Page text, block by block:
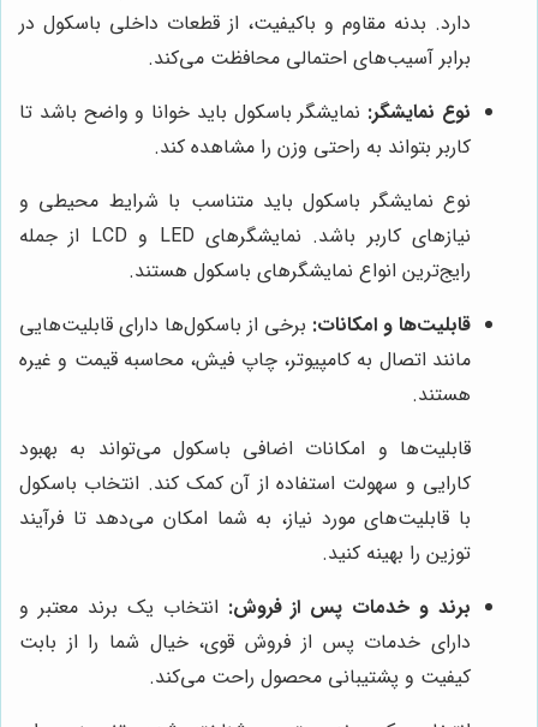
دارد. بدنه مقاوم و باکیفیت، از قطعات داخلی باسکول در
برابر آسیب‌های احتمالی محافظت می‌کند.
نوع نمایشگر: نمایشگر باسکول باید خوانا و واضح باشد تا
کاربر بتواند به راحتی وزن را مشاهده کند.
نوع نمایشگر باسکول باید متناسب با شرایط محیطی و
نیازهای کاربر باشد. نمایشگرهای LED و LCD از جمله
رایج‌ترین انواع نمایشگرهای باسکول هستند.
قابلیت‌ها و امکانات: برخی از باسکول‌ها دارای قابلیت‌هایی
مانند اتصال به کامپیوتر، چاپ فیش، محاسبه قیمت و غیره
هستند.
قابلیت‌ها و امکانات اضافی باسکول می‌تواند به بهبود
کارایی و سهولت استفاده از آن کمک کند. انتخاب باسکول
با قابلیت‌های مورد نیاز، به شما امکان می‌دهد تا فرآیند
توزین را بهینه کنید.
برند و خدمات پس از فروش: انتخاب یک برند معتبر و
دارای خدمات پس از فروش قوی، خیال شما را از بابت
کیفیت و پشتیبانی محصول راحت می‌کند.